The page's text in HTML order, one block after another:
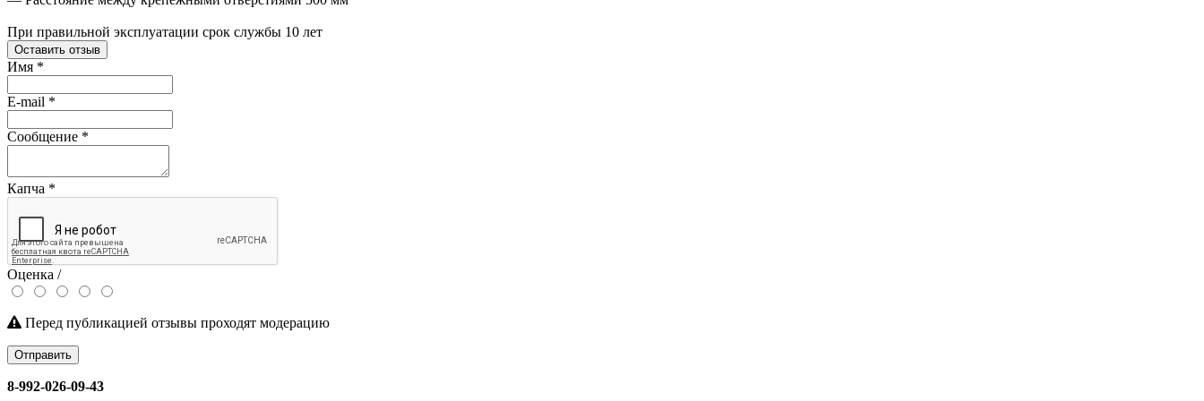
При правильной эксплуатации срок службы 10 лет
Оставить отзыв
Имя *
E-mail *
Сообщение *
Капча *
Оценка /
Перед публикацией отзывы проходят модерацию
Отправить
8-992-026-09-43